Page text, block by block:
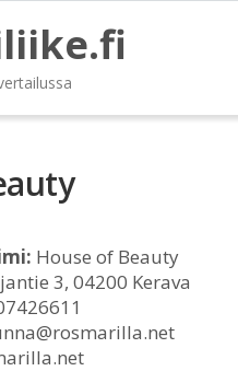
House of Beauty
3, 04200 Kerava